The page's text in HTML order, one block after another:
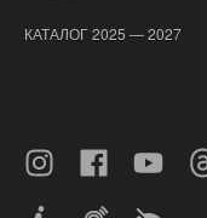
КАТАЛОГ 2025 — 2027